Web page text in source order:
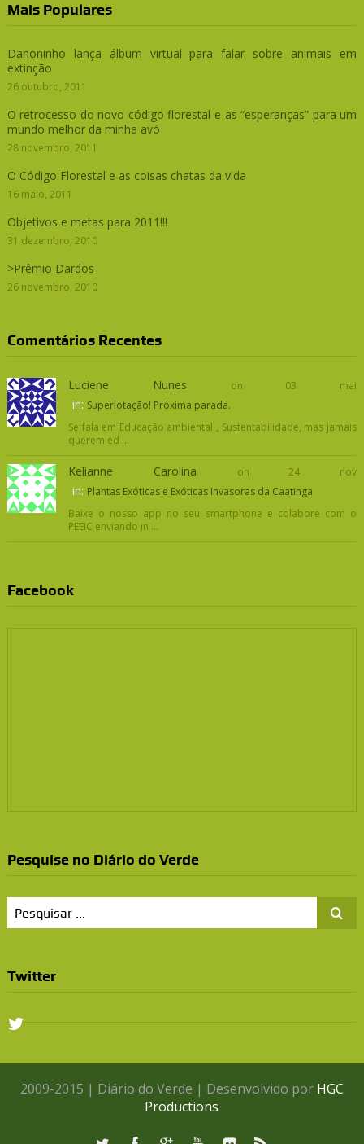
Mais Populares
Danoninho lança álbum virtual para falar sobre animais em
extinção
26 outubro, 2011
O retrocesso do novo código florestal e as “esperanças” para um
mundo melhor da minha avó
28 novembro, 2011
O Código Florestal e as coisas chatas da vida
16 maio, 2011
Objetivos e metas para 2011!!!
31 dezembro, 2010
>Prêmio Dardos
26 novembro, 2010
Comentários Recentes
Luciene Nunes on 03 mai
in: Superlotação! Próxima parada.
Se fala em Educação ambiental , Sustentabilidade, mas jamais
querem ed ...
Kelianne Carolina on 24 nov
in: Plantas Exóticas e Exóticas Invasoras da Caatinga
Baixe o nosso app no seu smartphone e colabore com o
PEEIC enviando in ...
Facebook
Pesquise no Diário do Verde
Twitter
2009-2015 | Diário do Verde | Desenvolvido por HGC
Productions